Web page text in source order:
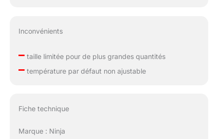
Inconvénients
–taille limitée pour de plus grandes quantités
–température par défaut non ajustable
Fiche technique
Marque : Ninja